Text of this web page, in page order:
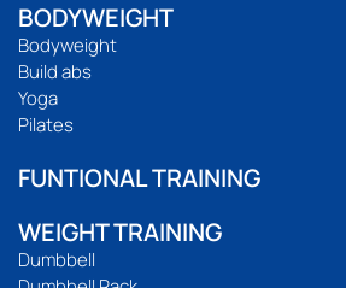
BODYWEIGHT
Bodyweight
Build abs
Yoga
Pilates
FUNTIONAL TRAINING
WEIGHT TRAINING
Dumbbell